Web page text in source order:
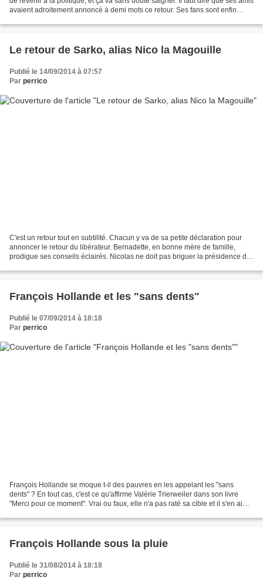
avaient adroitement annoncé à demi mots ce retour. Ses fans sont enfin
Le retour de Sarko, alias Nico la Magouille
Publié le 14/09/2014 à 07:57
Par perrico
C'est un retour tout en subtilité. Chacun y va de sa petite déclaration pour
annoncer le retour du libérateur. Bernadette, en bonne mère de famille,
prodigue ses conseils éclairés. Nicolas ne doit pas briguer la présidence de
François Hollande et les "sans dents"
Publié le 07/09/2014 à 18:18
Par perrico
François Hollande se moque t-il des pauvres en les appelant les "sans
dents" ? En tout cas, c'est ce qu'affirme Valérie Trierweiler dans son livre
"Merci pour ce moment". Vrai ou faux, elle n'a pas raté sa cible et il s'en ai
François Hollande sous la pluie
Publié le 31/08/2014 à 18:18
Par perrico